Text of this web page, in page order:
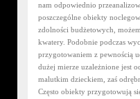
nam odpowiednio
poszczególne obiekty
zdolności budżetowych,
kwatery. Podobnie podczas
przygotowaniem z pewnością
dużej mierze uzależnione jest
malutkim dzieckiem, zaś
Często obiekty przygotowują